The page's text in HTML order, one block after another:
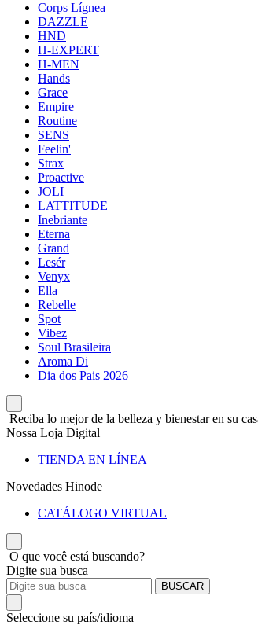
Corps Lígnea
DAZZLE
HND
H-EXPERT
H-MEN
Hands
Grace
Empire
Routine
SENS
Feelin'
Strax
Proactive
JOLI
LATTITUDE
Inebriante
Eterna
Grand
Lesér
Venyx
Ella
Rebelle
Spot
Vibez
Soul Brasileira
Aroma Di
Dia dos Pais 2026
Reciba lo mejor de la belleza y bienestar en su
Nossa Loja Digital
TIENDA EN LÍNEA
Novedades Hinode
CATÁLOGO VIRTUAL
O que você está buscando?
Digite sua busca
BUSCAR
Seleccione su país/idioma